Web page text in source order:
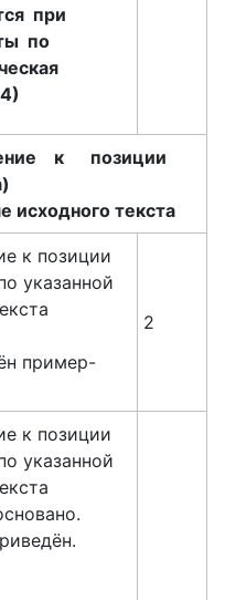
при
по
к позиции
исходного текста
к позиции
указанной
пример-
2
к позиции
указанной